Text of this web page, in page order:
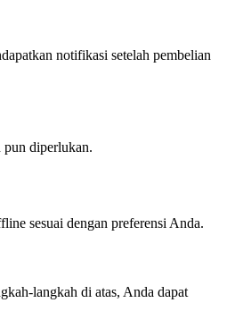
notifikasi setelah pembelian
pun diperlukan.
sesuai dengan preferensi Anda.
langkah di atas, Anda dapat